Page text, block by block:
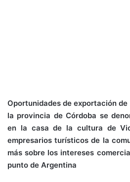
Oportunidades de exportación
la provincia de Córdoba se
en la casa de la cultura de
empresarios turísticos de la
más sobre los intereses
punto de Argentina